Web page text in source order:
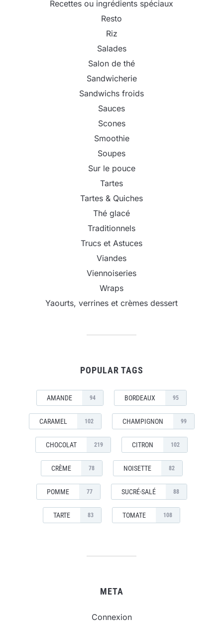
Recettes ou ingrédients spéciaux
Resto
Riz
Salades
Salon de thé
Sandwicherie
Sandwichs froids
Sauces
Scones
Smoothie
Soupes
Sur le pouce
Tartes
Tartes & Quiches
Thé glacé
Traditionnels
Trucs et Astuces
Viandes
Viennoiseries
Wraps
Yaourts, verrines et crèmes dessert
POPULAR TAGS
AMANDE 94 BORDEAUX 95
CARAMEL 102 CHAMPIGNON 99
CHOCOLAT 219 CITRON 102
CRÈME 78 NOISETTE 82
POMME 77 SUCRÉ-SALÉ 88
TARTE 83 TOMATE 108
META
Connexion